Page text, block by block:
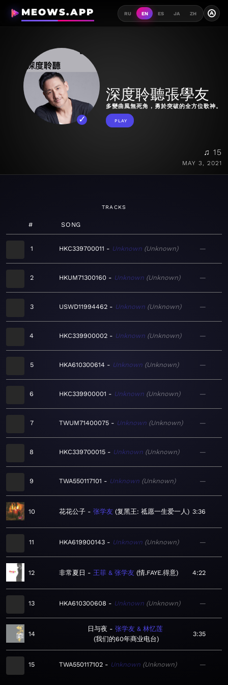
MEOWS.APP RU EN ES JA ZH A
深度聆聽張學友
多變曲風無死角，勇於突破的全方位歌神。
PLAY
♫ 15
MAY 3, 2021
TRACKS
# SONG
1 HKC339700011 Unknown Unknown —
2 HKUM71300160 Unknown Unknown —
3 USWD11994462 Unknown Unknown —
4 HKC339900002 Unknown Unknown —
5 HKA610300614 Unknown Unknown —
6 HKC339900001 Unknown Unknown —
7 TWUM71400075 Unknown Unknown —
8 HKC339700015 Unknown Unknown —
9 TWA550117101 Unknown Unknown —
10 花花公子 张学友 复黑王: 祗愿一生爱一人 3:36
11 HKA619900143 Unknown Unknown —
12 非常夏日 王菲 & 张学友 情.FAYE.得意 4:22
13 HKA610300608 Unknown Unknown —
14
日与夜
张学友 & 林忆莲
我们的60年商业电台
3:35
15 TWA550117102 Unknown Unknown —